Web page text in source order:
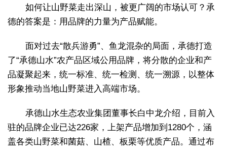
如何让山野菜走出深山，被更广阔的市场认可？承
德的答案是：用品牌的力量为产品赋能。
面对过去“散兵游勇”、鱼龙混杂的局面，承德打造
了“承德山水”农产品区域公用品牌，将分散的企业和产
品凝聚起来，统一标准、统一检测、统一溯源，以整体
形象推动当地山野菜进入高端市场。
承德山水生态农业集团董事长白中龙介绍，目前入
驻的品牌企业已达226家，上架产品增加到1280个，涵
盖各类山野菜和菌菇、山楂、板栗等优质产品。通过布